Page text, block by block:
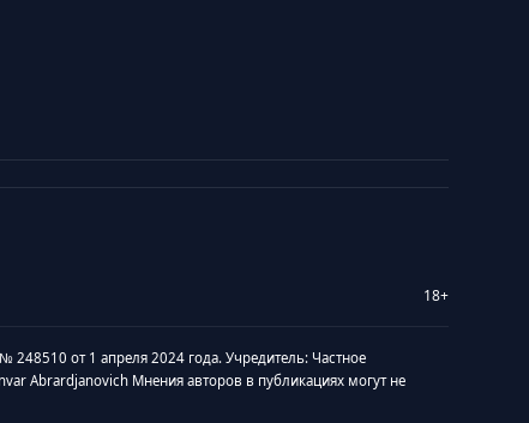
18+
248510 от 1 апреля 2024 года. Учредитель: Частное
Abrardjanovich Мнения авторов в публикациях могут не